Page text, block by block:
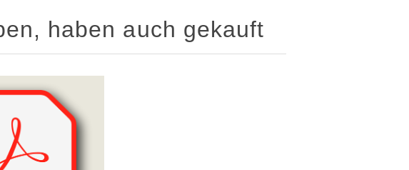
haben auch gekauft